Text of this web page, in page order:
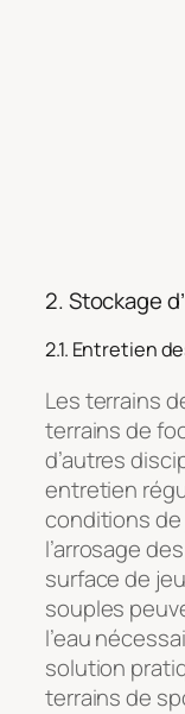
2. Stockage
2.1. Entretien
Les terrains
terrains de
d’autres
entretien
conditions
l’arrosage
surface de
souples
l’eau
solution
terrains de